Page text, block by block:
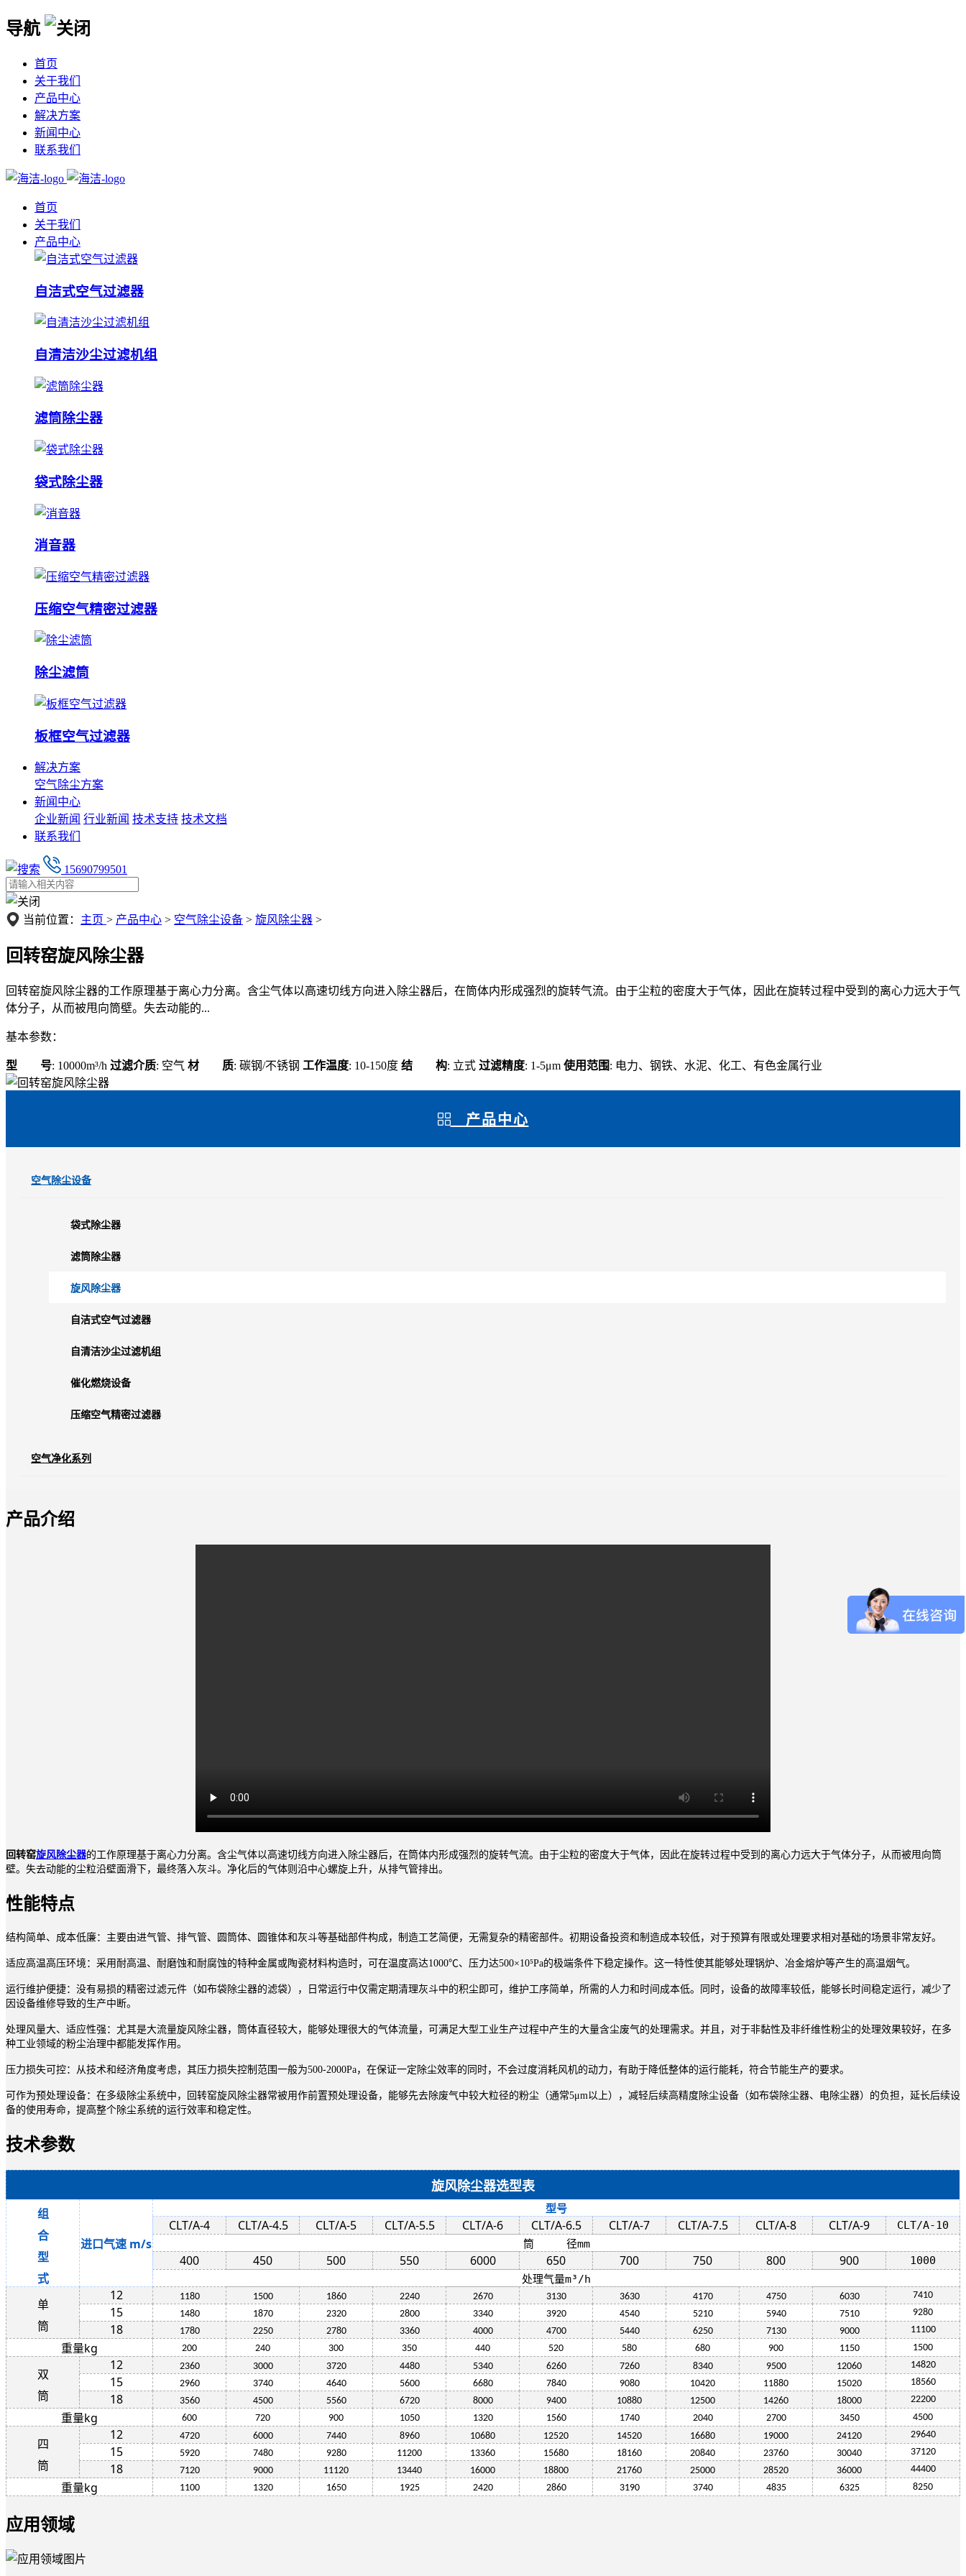
导航
首页
关于我们
产品中心
解决方案
新闻中心
联系我们
首页
关于我们
产品中心
自洁式空气过滤器
自清洁沙尘过滤机组
滤筒除尘器
袋式除尘器
消音器
压缩空气精密过滤器
除尘滤筒
板框空气过滤器
解决方案
空气除尘方案
新闻中心
企业新闻 行业新闻 技术支持 技术文档
联系我们
15690799501
当前位置： 主页 > 产品中心 > 空气除尘设备 > 旋风除尘器 >
回转窑旋风除尘器
回转窑旋风除尘器的工作原理基于离心力分离。含尘气体以高速切线方向进入除尘器后，在筒体内形成强烈的旋转气流。由于尘粒的密度大于气体，因此在旋转过程中受到的离心力远大于气
体分子，从而被甩向筒壁。失去动能的...
基本参数：
型 号: 10000m³/h 过滤介质: 空气 材 质: 碳钢/不锈钢 工作温度: 10-150度 结 构: 立式 过滤精度: 1-5μm 使用范围: 电力、钢铁、水泥、化工、有色金属行业
产品中心
空气除尘设备
袋式除尘器
滤筒除尘器
旋风除尘器
自洁式空气过滤器
自清洁沙尘过滤机组
催化燃烧设备
压缩空气精密过滤器
空气净化系列
产品介绍
回转窑旋风除尘器的工作原理基于离心力分离。含尘气体以高速切线方向进入除尘器后，在筒体内形成强烈的旋转气流。由于尘粒的密度大于气体，因此在旋转过程中受到的离心力远大于气体分子，从而被甩向筒
壁。失去动能的尘粒沿壁面滑下，最终落入灰斗。净化后的气体则沿中心螺旋上升，从排气管排出。
性能特点
结构简单、成本低廉：主要由进气管、排气管、圆筒体、圆锥体和灰斗等基础部件构成，制造工艺简便，无需复杂的精密部件。初期设备投资和制造成本较低，对于预算有限或处理要求相对基础的场景非常友好。
适应高温高压环境：采用耐高温、耐磨蚀和耐腐蚀的特种金属或陶瓷材料构造时，可在温度高达1000℃、压力达500×10⁵Pa的极端条件下稳定操作。这一特性使其能够处理锅炉、冶金熔炉等产生的高温烟气。
运行维护便捷：没有易损的精密过滤元件（如布袋除尘器的滤袋），日常运行中仅需定期清理灰斗中的积尘即可，维护工序简单，所需的人力和时间成本低。同时，设备的故障率较低，能够长时间稳定运行，减少了
因设备维修导致的生产中断。
处理风量大、适应性强：尤其是大流量旋风除尘器，筒体直径较大，能够处理很大的气体流量，可满足大型工业生产过程中产生的大量含尘废气的处理需求。并且，对于非黏性及非纤维性粉尘的处理效果较好，在多
种工业领域的粉尘治理中都能发挥作用。
压力损失可控：从技术和经济角度考虑，其压力损失控制范围一般为500-2000Pa，在保证一定除尘效率的同时，不会过度消耗风机的动力，有助于降低整体的运行能耗，符合节能生产的要求。
可作为预处理设备：在多级除尘系统中，回转窑旋风除尘器常被用作前置预处理设备，能够先去除废气中较大粒径的粉尘（通常5μm以上），减轻后续高精度除尘设备（如布袋除尘器、电除尘器）的负担，延长后续设
备的使用寿命，提高整个除尘系统的运行效率和稳定性。
技术参数
旋风除尘器选型表
组
合
型
式
进口气速 m/s
型号
CLT/A-4 CLT/A-4.5 CLT/A-5 CLT/A-5.5 CLT/A-6 CLT/A-6.5 CLT/A-7 CLT/A-7.5 CLT/A-8 CLT/A-9
CLT/A-10
筒 径mm
400 450 500 550 6000 650 700 750 800 900
1000
处理气量m³/h
单
筒
12 1180 1500 1860 2240 2670 3130 3630 4170 4750 6030 7410
15 1480 1870 2320 2800 3340 3920 4540 5210 5940 7510 9280
18 1780 2250 2780 3360 4000 4700 5440 6250 7130 9000 11100
重量kg 200 240 300 350 440 520 580 680 900 1150 1500
双
筒
12 2360 3000 3720 4480 5340 6260 7260 8340 9500 12060 14820
15 2960 3740 4640 5600 6680 7840 9080 10420 11880 15020 18560
18 3560 4500 5560 6720 8000 9400 10880 12500 14260 18000 22200
重量kg 600 720 900 1050 1320 1560 1740 2040 2700 3450 4500
四
筒
12 4720 6000 7440 8960 10680 12520 14520 16680 19000 24120 29640
15 5920 7480 9280 11200 13360 15680 18160 20840 23760 30040 37120
18 7120 9000 11120 13440 16000 18800 21760 25000 28520 36000 44400
重量kg 1100 1320 1650 1925 2420 2860 3190 3740 4835 6325 8250
应用领域